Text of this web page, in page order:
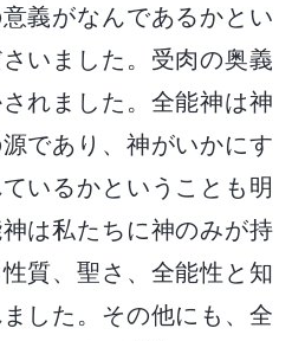
義がなんであるかとい
いました。受肉の奥義
れました。全能神は神
であり、神がいかにす
いるかということも明
は私たちに神のみが持
質、聖さ、全能性と知
した。その他にも、全